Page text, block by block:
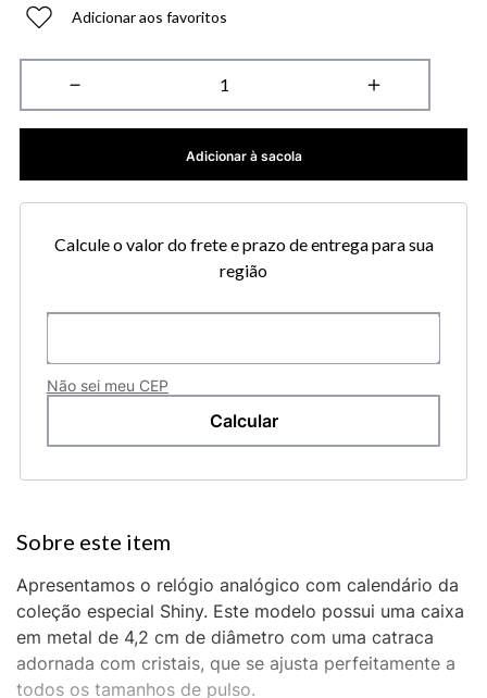
Adicionar aos favoritos
＋
－
Adicionar à sacola
Calcule o valor do frete e prazo de entrega para sua
região
Não sei meu CEP
Apresentamos o relógio analógico com calendário da
coleção especial Shiny. Este modelo possui uma caixa
em metal de 4,2 cm de diâmetro com uma catraca
adornada com cristais, que se ajusta perfeitamente a
todos os tamanhos de pulso.